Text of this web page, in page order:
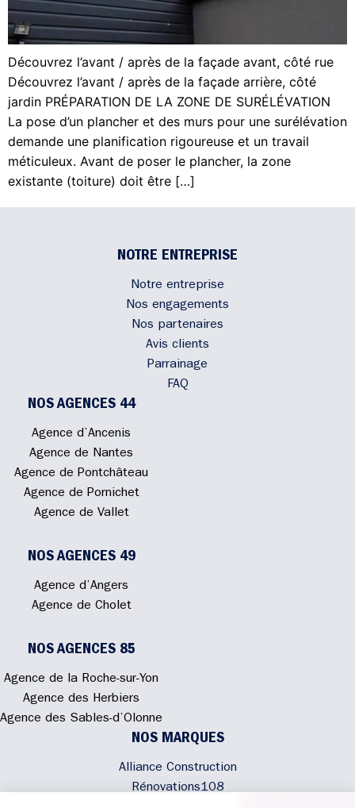
Découvrez l’avant / après de la façade avant, côté rue
Découvrez l’avant / après de la façade arrière, côté
jardin PRÉPARATION DE LA ZONE DE SURÉLÉVATION
La pose d’un plancher et des murs pour une surélévation
demande une planification rigoureuse et un travail
méticuleux. Avant de poser le plancher, la zone
existante (toiture) doit être […]
NOTRE ENTREPRISE
Notre entreprise
Nos engagements
Nos partenaires
Avis clients
Parrainage
FAQ
NOS AGENCES 44
Agence d’Ancenis
Agence de Nantes
Agence de Pontchâteau
Agence de Pornichet
Agence de Vallet
NOS AGENCES 49
Agence d’Angers
Agence de Cholet
NOS AGENCES 85
Agence de la Roche-sur-Yon
Agence des Herbiers
Agence des Sables-d’Olonne
NOS MARQUES
Alliance Construction
Rénovations108